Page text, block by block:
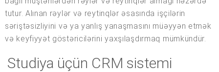
tutur. Alınan rəylər və reytinqlər əsasında işçilərin
səriştəsizliyini və ya yanlış yanaşmasını müəyyən etmək
və keyfiyyət göstəricilərini yaxşılaşdırmaq mümkündür.
Studiya üçün CRM sistemi